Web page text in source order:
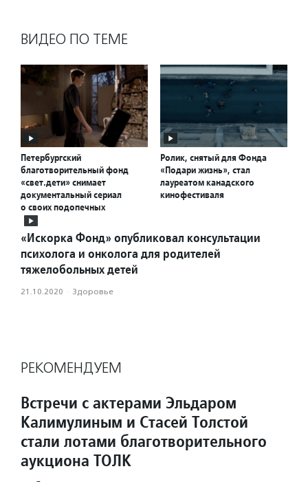
ВИДЕО ПО ТЕМЕ
Петербургский
благотворительный фонд
«свет.дети» снимает
документальный сериал
о своих подопечных
Ролик, снятый для Фонда
«Подари жизнь», стал
лауреатом канадского
кинофестиваля
«Искорка Фонд» опубликовал консультации
психолога и онколога для родителей
тяжелобольных детей
21.10.2020 · Здоровье
РЕКОМЕНДУЕМ
Встречи с актерами Эльдаром
Калимулиным и Стасей Толстой
стали лотами благотворительного
аукциона ТОЛК